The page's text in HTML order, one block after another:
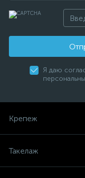
Я даю
Крепеж
Такелаж